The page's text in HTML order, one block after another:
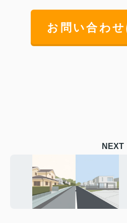
お問い合わ
NEXT